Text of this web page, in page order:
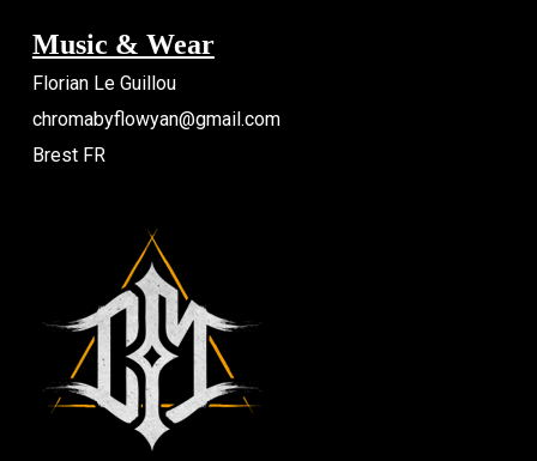
Music & Wear
Florian Le Guillou
chromabyflowyan@gmail.com
Brest FR